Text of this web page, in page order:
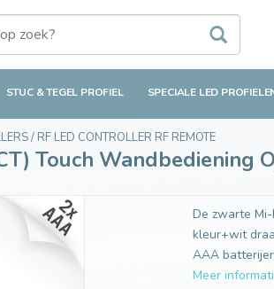
STUC & TEGEL PROFIEL SPECIALE LED
Opbouw, 4-zones, RF, 2xAAA
/ RF LED CONTROLLER RF REMOTE
Touch Wandbediening
De zwarte
kleur+wit
AAA
Meer